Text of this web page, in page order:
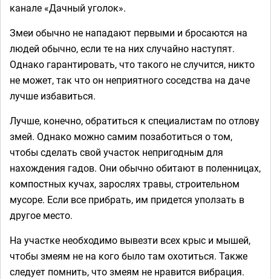
канале «Дачный уголок».
Змеи обычно не нападают первыми и бросаются на
людей обычно, если те на них случайно наступят.
Однако гарантировать, что такого не случится, никто
не может, так что он неприятного соседства на даче
лучше избавиться.
Лучше, конечно, обратиться к специалистам по отлову
змей. Однако можно самим позаботиться о том,
чтобы сделать свой участок непригодным для
нахождения гадов. Они обычно обитают в поленницах,
компостных кучах, зарослях травы, строительном
мусоре. Если все прибрать, им придется уползать в
другое место.
На участке необходимо вывезти всех крыс и мышей,
чтобы змеям не на кого было там охотиться. Также
следует помнить, что змеям не нравится вибрация.